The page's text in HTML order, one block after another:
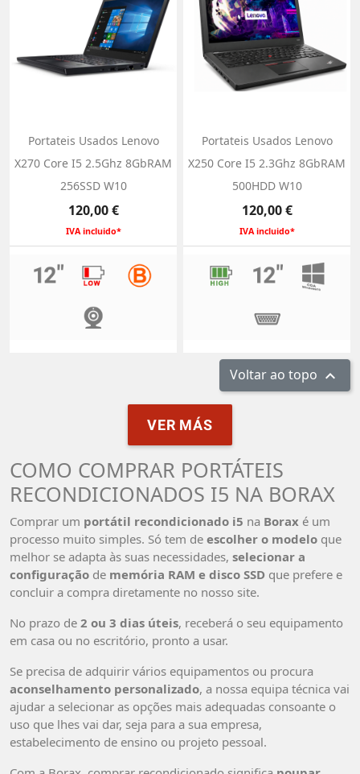
Portateis Usados Lenovo
X270 Core I5 2.5Ghz 8GbRAM
256SSD W10
Preço
120,00 €
IVA incluido*
Portateis Usados Lenovo
X250 Core I5 2.3Ghz 8GbRAM
500HDD W10
Preço
120,00 €
IVA incluido*
Voltar ao topo 
VER MÁS
COMO COMPRAR PORTÁTEIS
RECONDICIONADOS I5 NA BORAX
Comprar um portátil recondicionado i5 na Borax é um
processo muito simples. Só tem de escolher o modelo que
melhor se adapta às suas necessidades, selecionar a
configuração de memória RAM e disco SSD que prefere e
concluir a compra diretamente no nosso site.
No prazo de 2 ou 3 dias úteis, receberá o seu equipamento
em casa ou no escritório, pronto a usar.
Se precisa de adquirir vários equipamentos ou procura
aconselhamento personalizado, a nossa equipa técnica vai
ajudar a selecionar as opções mais adequadas consoante o
uso que lhes vai dar, seja para a sua empresa,
estabelecimento de ensino ou projeto pessoal.